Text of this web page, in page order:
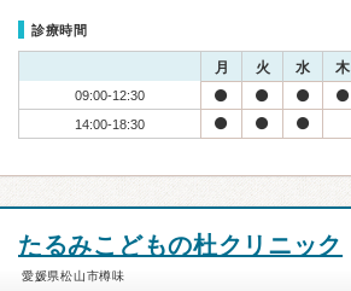
診療時間
月 火 水 木
09:00-12:30
14:00-18:30
たるみこどもの杜クリニック
愛媛県松山市樽味